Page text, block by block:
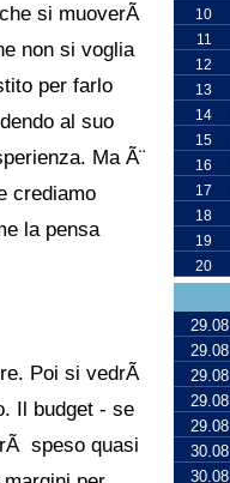
si muoverÃ
non si voglia
per farlo
al suo
Ma Ã¨
crediamo
la pensa
Poi si vedrÃ
Il budget - se
speso quasi
10
11
12
13
14
15
16
17
18
19
20
29.08
29.08
29.08
29.08
29.08
30.08
30.08